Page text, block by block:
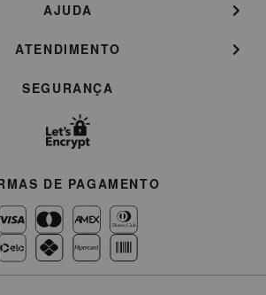
AJUDA
ATENDIMENTO
SEGURANÇA
DE PAGAMENTO